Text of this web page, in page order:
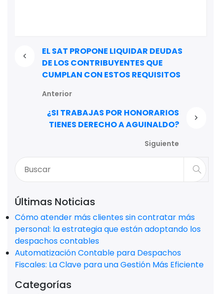
EL SAT PROPONE LIQUIDAR DEUDAS
DE LOS CONTRIBUYENTES QUE
CUMPLAN CON ESTOS REQUISITOS
Anterior
¿SI TRABAJAS POR HONORARIOS
TIENES DERECHO A AGUINALDO?
Siguiente
Últimas Noticias
Cómo atender más clientes sin contratar más
personal: la estrategia que están adoptando los
despachos contables
Automatización Contable para Despachos
Fiscales: La Clave para una Gestión Más Eficiente
Categorías